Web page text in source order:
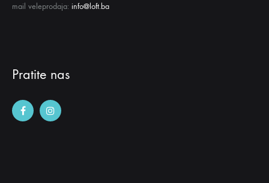
mail veleprodaja: info@loft.ba
Pratite nas